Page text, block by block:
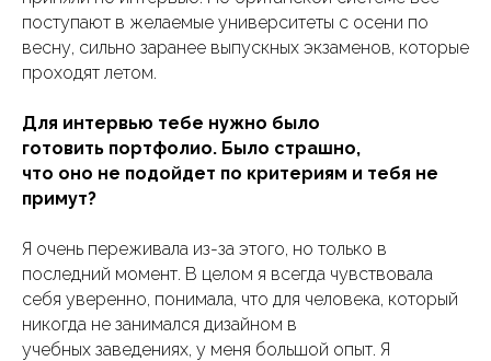
поступают в желаемые университеты с осени по
весну, сильно заранее выпускных экзаменов, которые
проходят летом.
Для интервью тебе нужно было
готовить портфолио. Было страшно,
что оно не подойдет по критериям и тебя не
примут?
Я очень переживала из-за этого, но только в
последний момент. В целом я всегда чувствовала
себя уверенно, понимала, что для человека, который
никогда не занимался дизайном в
учебных заведениях, у меня большой опыт. Я